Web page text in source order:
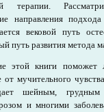
терапии.
направления
вековой путь
путь развития метода
этой книги поможет
от мучительного
шейным, грудным
и многими